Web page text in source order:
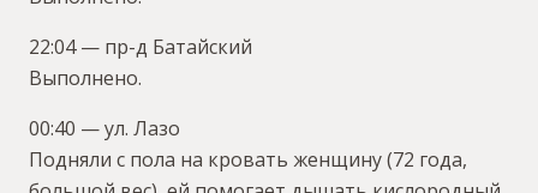
22:04 — пр-д Батайский
Выполнено.
00:40 — ул. Лазо
Подняли с пола на кровать женщину (72 года,